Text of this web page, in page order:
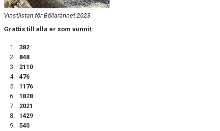
Vinstlistan för Bôllarännet 2023
Grattis till alla er som vunnit:
382
848
2110
476
1176
1828
2021
1429
540